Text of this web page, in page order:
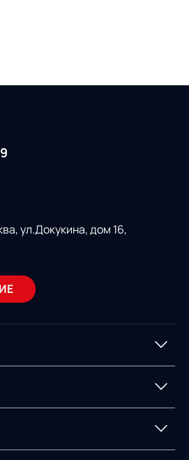
ул.Докукина, дом 16,
Импортозамещение